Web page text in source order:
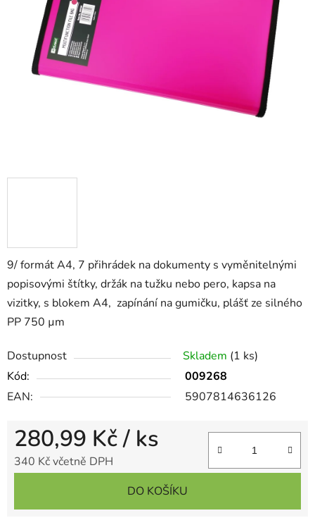
9/ formát A4, 7 přihrádek na dokumenty s vyměnitelnými
popisovými štítky, držák na tužku nebo pero, kapsa na
vizitky, s blokem A4, zapínání na gumičku, plášť ze silného
PP 750 µm
Dostupnost Skladem (1 ks)
Kód:
009268
EAN:
5907814636126
280,99 Kč/ ks
340 Kč včetně DPH
DO KOŠÍKU